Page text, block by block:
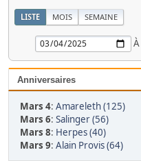
LISTE MOIS SEMAINE
À
Anniversaires
Mars 4: Amareleth (125)
Mars 6: Salinger (56)
Mars 8: Herpes (40)
Mars 9: Alain Provis (64)